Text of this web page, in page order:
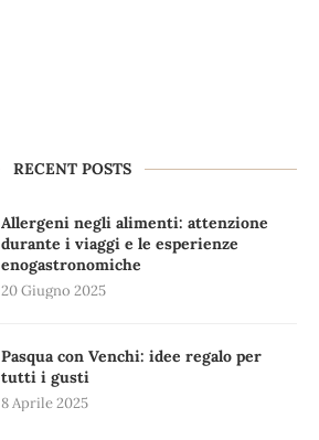
RECENT POSTS
Allergeni negli alimenti: attenzione
durante i viaggi e le esperienze
enogastronomiche
20 Giugno 2025
Pasqua con Venchi: idee regalo per
tutti i gusti
8 Aprile 2025